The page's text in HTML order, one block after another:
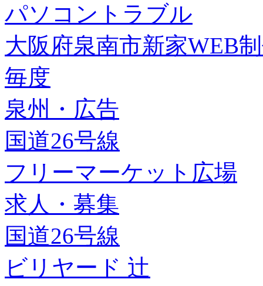
パソコントラブル
大阪府泉南市新家WEB
毎度
泉州・広告
国道26号線
フリーマーケット広場
求人・募集
国道26号線
ビリヤード 辻